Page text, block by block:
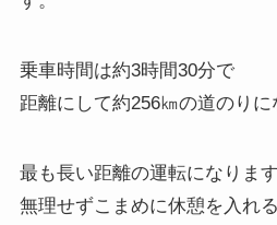
乗車時間は約3時間30分で
距離にして約256㎞の道のりに
最も長い距離の運転になります
無理せずこまめに休憩を入れ